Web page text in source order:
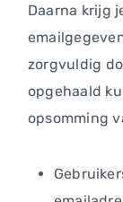
Daarna krijg
zorgvuldig
opgehaald
opsomming